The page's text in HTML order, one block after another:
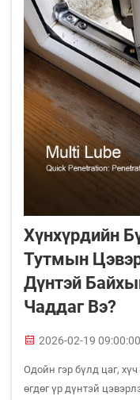
Хүнхүрдийн
Тутмын
Дүнтэй
Чаддаг Вэ?
2026-02-19 09:00:00
Одойн гэр бүлд цаг,
өгдөг үр дүнтэй